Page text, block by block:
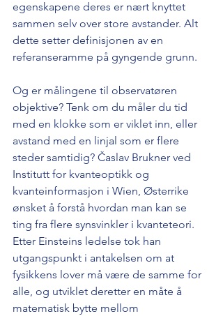
egenskapene deres er nært knyttet
sammen selv over store avstander. Alt
dette setter definisjonen av en
referanseramme på gyngende grunn.
Og er målingene til observatøren
objektive? Tenk om du måler du tid
med en klokke som er viklet inn, eller
avstand med en linjal som er flere
steder samtidig? Časlav Brukner ved
Institutt for kvanteoptikk og
kvanteinformasjon i Wien, Østerrike
ønsket å forstå hvordan man kan se
ting fra flere synsvinkler i kvanteteori.
Etter Einsteins ledelse tok han
utgangspunkt i antakelsen om at
fysikkens lover må være de samme for
alle, og utviklet deretter en måte å
matematisk bytte mellom